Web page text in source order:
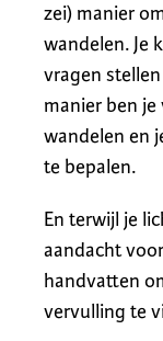
zei) manier
wandelen. Je
vragen
manier ben
wandelen en
te bepalen.
En terwijl je
aandacht
handvatten
vervulling te